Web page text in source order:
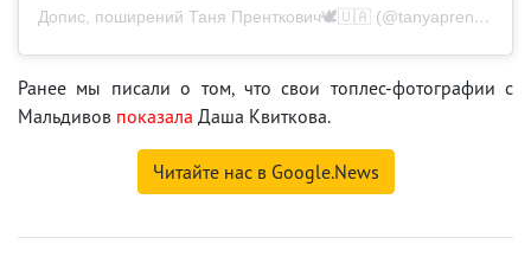
Допис, поширений Таня Пренткович🕊🇺🇦 (@tanyaprentkovych)
Ранее мы писали о том, что свои топлес-фотографии с
Мальдивов показала Даша Квиткова.
Читайте нас в Google.News